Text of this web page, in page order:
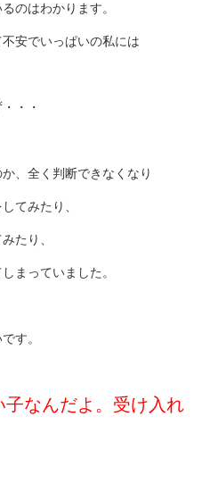
のはわかります。
安でいっぱいの私には
・・
、全く判断できなくなり
てみたり、
たり、
まっていました。
す。
なんだよ。受け入れ